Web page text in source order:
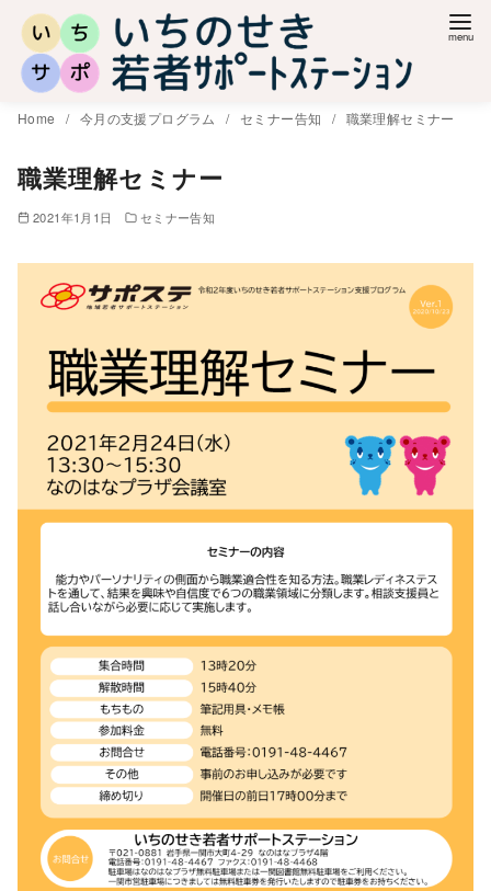
Home 今月の支援プログラム セミナー告知 職業理解セミナー
職業理解セミナー
2021年1月1日 セミナー告知